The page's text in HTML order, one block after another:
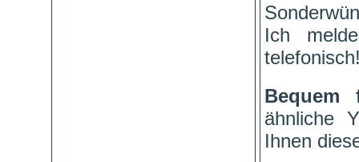
Ich
ähnliche
Ihnen